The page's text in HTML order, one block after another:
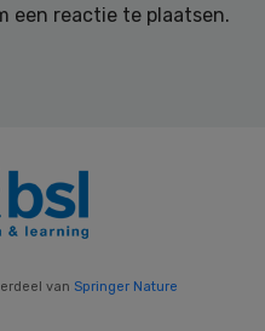
een reactie te plaatsen.
van Springer Nature